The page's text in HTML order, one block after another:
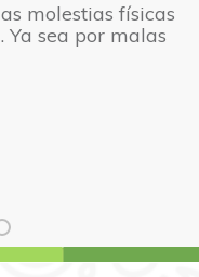
molestias físicas
Ya sea por malas